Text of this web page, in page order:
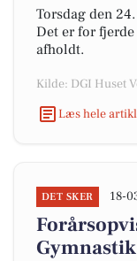
Torsdag den
Det er for
afholdt.
Kilde: DGI Huset
Læs hele
DET SKER 18-